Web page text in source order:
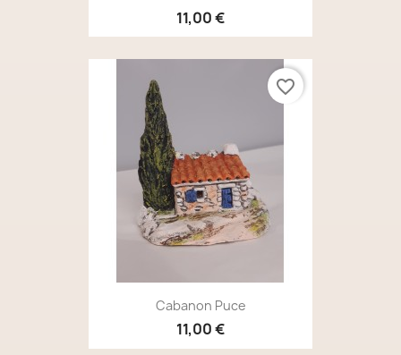
11,00 €
Cabanon Puce
11,00 €
favorite_border